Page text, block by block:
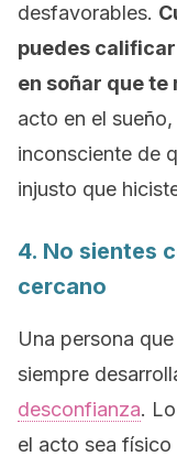
desfavorables.
puedes
en soñar que te
acto en el
inconsciente de
injusto que
4. No sientes
cercano
Una persona
siempre
desconfianza.
el acto sea físico